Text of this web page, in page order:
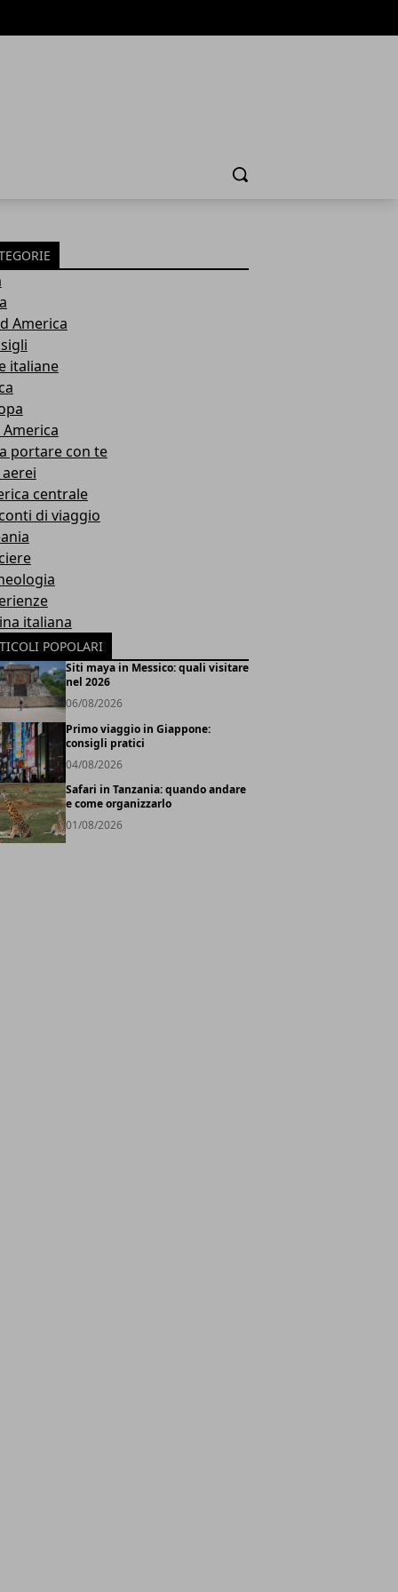
Cerca
America
italiane
America
portare con te
centrale
di viaggio
italiana
POPOLARI
Siti maya in Messico: quali visitare
nel 2026
06/08/2026
Primo viaggio in Giappone:
consigli pratici
04/08/2026
Safari in Tanzania: quando andare
e come organizzarlo
01/08/2026